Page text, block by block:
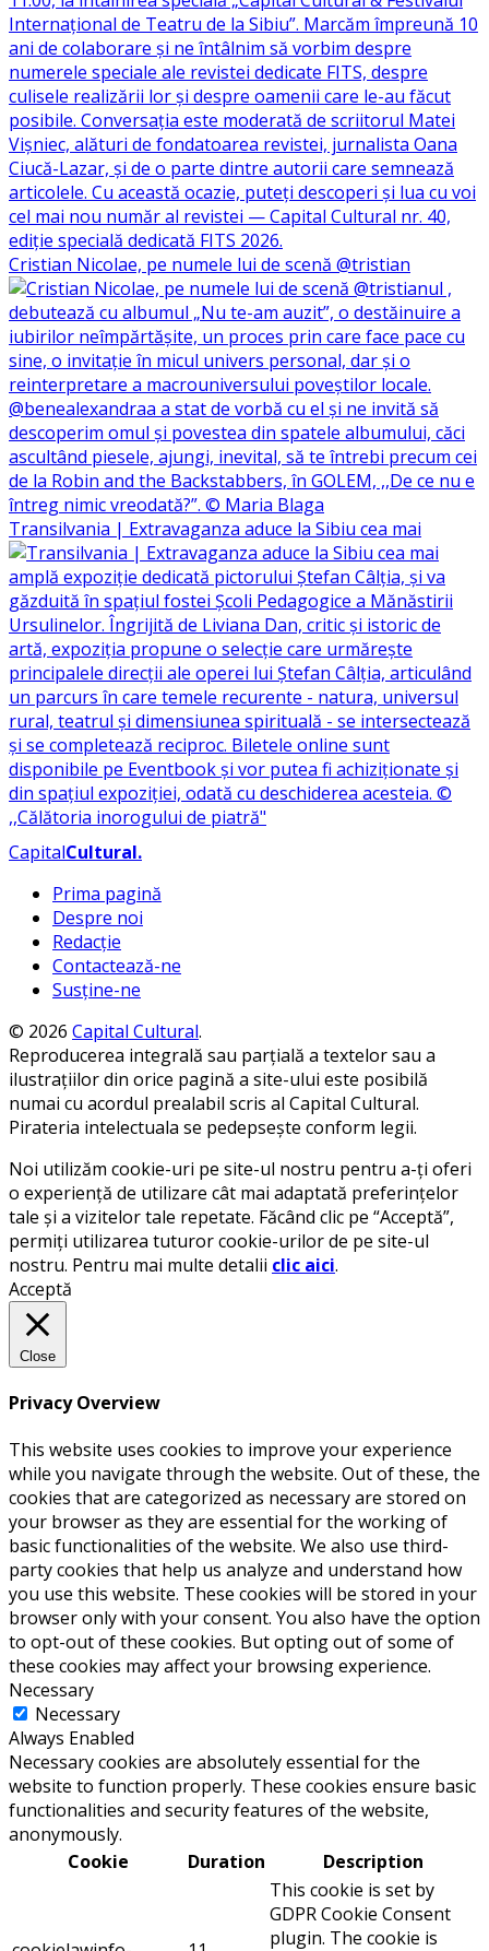
Cristian Nicolae, pe numele lui de scenă @tristian
Transilvania | Extravaganza aduce la Sibiu cea mai
CapitalCultural.
Prima pagină
Despre noi
Redacție
Contactează-ne
Susține-ne
© 2026 Capital Cultural.
Reproducerea integrală sau parțială a textelor sau a
ilustrațiilor din orice pagină a site-ului este posibilă
numai cu acordul prealabil scris al Capital Cultural.
Pirateria intelectuala se pedepsește conform legii.
Noi utilizăm cookie-uri pe site-ul nostru pentru a-ți oferi
o experiență de utilizare cât mai adaptată preferințelor
tale și a vizitelor tale repetate. Făcând clic pe “Acceptă”,
permiți utilizarea tuturor cookie-urilor de pe site-ul
nostru. Pentru mai multe detalii clic aici.
Acceptă
Close
Privacy Overview
This website uses cookies to improve your experience
while you navigate through the website. Out of these, the
cookies that are categorized as necessary are stored on
your browser as they are essential for the working of
basic functionalities of the website. We also use third-
party cookies that help us analyze and understand how
you use this website. These cookies will be stored in your
browser only with your consent. You also have the option
to opt-out of these cookies. But opting out of some of
these cookies may affect your browsing experience.
Necessary
Necessary
Always Enabled
Necessary cookies are absolutely essential for the
website to function properly. These cookies ensure basic
functionalities and security features of the website,
anonymously.
Cookie
Duration Description
This cookie is set by
GDPR Cookie Consent
plugin. The cookie is